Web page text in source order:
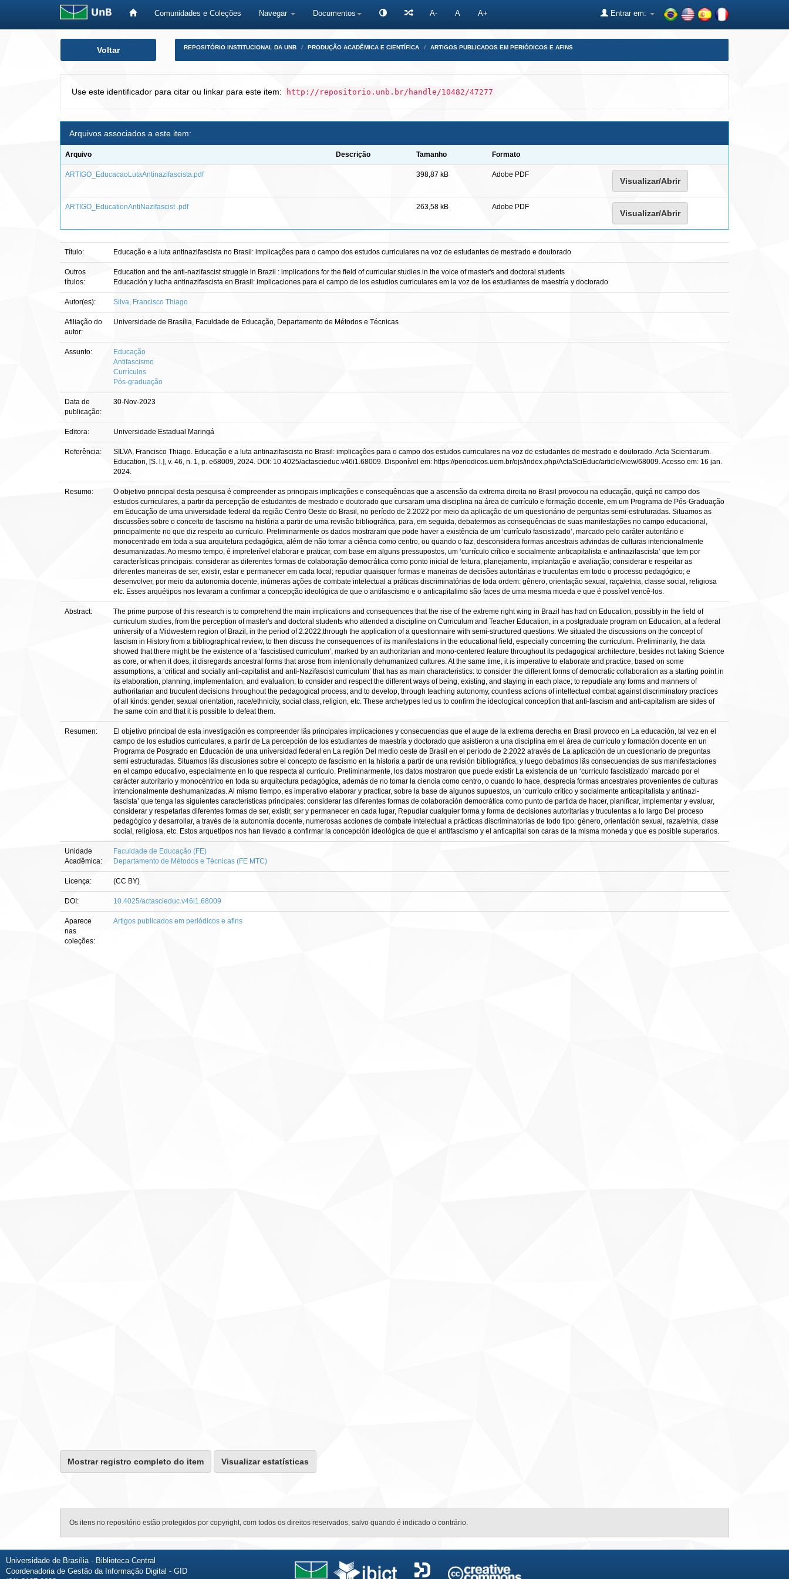
Comunidades e Coleções Navegar Documentos A- A A+ Entrar em:
Voltar REPOSITÓRIO INSTITUCIONAL DA UNB PRODUÇÃO ACADÊMICA E CIENTÍFICA ARTIGOS PUBLICADOS EM PERIÓDICOS E AFINS
Use este identificador para citar ou linkar para este item: http://repositorio.unb.br/handle/10482/47277
Arquivos associados a este item:
Arquivo Descrição Tamanho Formato
ARTIGO_EducacaoLutaAntinazifascista.pdf 398,87 kB Adobe PDF
Visualizar/Abrir
ARTIGO_EducationAntiNazifascist .pdf 263,58 kB Adobe PDF
Visualizar/Abrir
Título: Educação e a luta antinazifascista no Brasil: implicações para o campo dos estudos curriculares na voz de estudantes de mestrado e doutorado
Outros
títulos:
Education and the anti-nazifascist struggle in Brazil : implications for the field of curricular studies in the voice of master's and doctoral students
Educación y lucha antinazifascista en Brasil: implicaciones para el campo de los estudios curriculares em la voz de los estudiantes de maestría y doctorado
Autor(es): Silva, Francisco Thiago
Afiliação do
autor:
Universidade de Brasília, Faculdade de Educação, Departamento de Métodos e Técnicas
Assunto:
Educação
Antifascismo
Currículos
Pós-graduação
Data de
publicação:
30-Nov-2023
Editora: Universidade Estadual Maringá
Referência:
SILVA, Francisco Thiago. Educação e a luta antinazifascista no Brasil: implicações para o campo dos estudos curriculares na voz de estudantes de mestrado e doutorado. Acta Scientiarum.
Education, [S. l.], v. 46, n. 1, p. e68009, 2024. DOI: 10.4025/actascieduc.v46i1.68009. Disponível em: https://periodicos.uem.br/ojs/index.php/ActaSciEduc/article/view/68009. Acesso em: 16 jan.
2024.
Resumo:
O objetivo principal desta pesquisa é compreender as principais implicações e consequências que a ascensão da extrema direita no Brasil provocou na educação, quiçá no campo dos
estudos curriculares, a partir da percepção de estudantes de mestrado e doutorado que cursaram uma disciplina na área de currículo e formação docente, em um Programa de Pós-Graduação
em Educação de uma universidade federal da região Centro Oeste do Brasil, no período de 2.2022 por meio da aplicação de um questionário de perguntas semi-estruturadas. Situamos as
discussões sobre o conceito de fascismo na história a partir de uma revisão bibliográfica, para, em seguida, debatermos as consequências de suas manifestações no campo educacional,
principalmente no que diz respeito ao currículo. Preliminarmente os dados mostraram que pode haver a existência de um ‘currículo fascistizado’, marcado pelo caráter autoritário e
monocentrado em toda a sua arquitetura pedagógica, além de não tomar a ciência como centro, ou quando o faz, desconsidera formas ancestrais advindas de culturas intencionalmente
desumanizadas. Ao mesmo tempo, é impreterível elaborar e praticar, com base em alguns pressupostos, um ‘currículo crítico e socialmente anticapitalista e antinazifascista’ que tem por
características principais: considerar as diferentes formas de colaboração democrática como ponto inicial de feitura, planejamento, implantação e avaliação; considerar e respeitar as
diferentes maneiras de ser, existir, estar e permanecer em cada local; repudiar quaisquer formas e maneiras de decisões autoritárias e truculentas em todo o processo pedagógico; e
desenvolver, por meio da autonomia docente, inúmeras ações de combate intelectual a práticas discriminatórias de toda ordem: gênero, orientação sexual, raça/etnia, classe social, religiosa
etc. Esses arquétipos nos levaram a confirmar a concepção ideológica de que o antifascismo e o anticapitalimo são faces de uma mesma moeda e que é possível vencê-los.
Abstract:
The prime purpose of this research is to comprehend the main implications and consequences that the rise of the extreme right wing in Brazil has had on Education, possibly in the field of
curriculum studies, from the perception of master's and doctoral students who attended a discipline on Curriculum and Teacher Education, in a postgraduate program on Education, at a federal
university of a Midwestern region of Brazil, in the period of 2.2022,through the application of a questionnaire with semi-structured questions. We situated the discussions on the concept of
fascism in History from a bibliographical review, to then discuss the consequences of its manifestations in the educational field, especially concerning the curriculum. Preliminarily, the data
showed that there might be the existence of a ‘fascistised curriculum’, marked by an authoritarian and mono-centered feature throughout its pedagogical architecture, besides not taking Science
as core, or when it does, it disregards ancestral forms that arose from intentionally dehumanized cultures. At the same time, it is imperative to elaborate and practice, based on some
assumptions, a ‘critical and socially anti-capitalist and anti-Nazifascist curriculum’ that has as main characteristics: to consider the different forms of democratic collaboration as a starting point in
its elaboration, planning, implementation, and evaluation; to consider and respect the different ways of being, existing, and staying in each place; to repudiate any forms and manners of
authoritarian and truculent decisions throughout the pedagogical process; and to develop, through teaching autonomy, countless actions of intellectual combat against discriminatory practices
of all kinds: gender, sexual orientation, race/ethnicity, social class, religion, etc. These archetypes led us to confirm the ideological conception that anti-fascism and anti-capitalism are sides of
the same coin and that it is possible to defeat them.
Resumen:
El objetivo principal de esta investigación es compreender lãs principales implicaciones y consecuencias que el auge de la extrema derecha en Brasil provoco en La educación, tal vez en el
campo de los estudios curriculares, a partir de La percepción de los estudiantes de maestría y doctorado que asistieron a una disciplina em el área de currículo y formación docente en un
Programa de Posgrado en Educación de una universidad federal en La región Del medio oeste de Brasil en el período de 2.2022 através de La aplicación de un cuestionario de preguntas
semi estructuradas. Situamos lãs discusiones sobre el concepto de fascismo en la historia a partir de una revisión bibliográfica, y luego debatimos lãs consecuencias de sus manifestaciones
en el campo educativo, especialmente en lo que respecta al currículo. Preliminarmente, los datos mostraron que puede existir La existencia de un ‘currículo fascistizado’ marcado por el
carácter autoritario y monocéntrico en toda su arquitectura pedagógica, además de no tomar la ciencia como centro, o cuando lo hace, desprecia formas ancestrales provenientes de culturas
intencionalmente deshumanizadas. Al mismo tiempo, es imperativo elaborar y practicar, sobre la base de algunos supuestos, un ‘currículo crítico y socialmente anticapitalista y antinazi-
fascista’ que tenga las siguientes características principales: considerar las diferentes formas de colaboración democrática como punto de partida de hacer, planificar, implementar y evaluar,
considerar y respetarlas diferentes formas de ser, existir, ser y permanecer en cada lugar, Repudiar cualquier forma y forma de decisiones autoritarias y truculentas a lo largo Del proceso
pedagógico y desarrollar, a través de la autonomía docente, numerosas acciones de combate intelectual a prácticas discriminatorias de todo tipo: género, orientación sexual, raza/etnia, clase
social, religiosa, etc. Estos arquetipos nos han llevado a confirmar la concepción ideológica de que el antifascismo y el anticapital son caras de la misma moneda y que es posible superarlos.
Unidade
Acadêmica:
Faculdade de Educação (FE)
Departamento de Métodos e Técnicas (FE MTC)
Licença: (CC BY)
DOI: 10.4025/actascieduc.v46i1.68009
Aparece
nas
coleções:
Artigos publicados em periódicos e afins
Mostrar registro completo do item Visualizar estatísticas
Os itens no repositório estão protegidos por copyright, com todos os direitos reservados, salvo quando é indicado o contrário.
Universidade de Brasília - Biblioteca Central
Coordenadoria de Gestão da Informação Digital - GID